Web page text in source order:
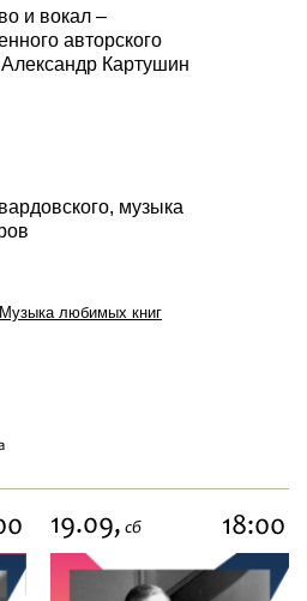
и вокал –
авторского
Картушин
музыка
Музыка любимых книг
19.09, сб 18:00